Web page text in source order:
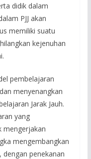
didik dalam
PJJ akan
memiliki suatu
kejenuhan
pembelajaran
menyenangkan
Jarak Jauh.
yang
mengerjakan
mengembangkan
penekanan